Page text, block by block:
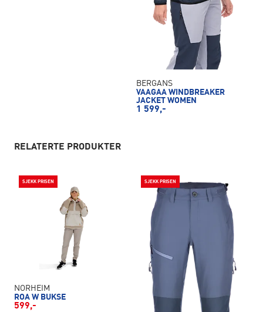
BERGANS
VAAGAA WINDBREAKER
JACKET WOMEN
1 599,-
RELATERTE PRODUKTER
SJEKK PRISEN
NORHEIM
ROA W BUKSE
599,-
SJEKK PRISEN